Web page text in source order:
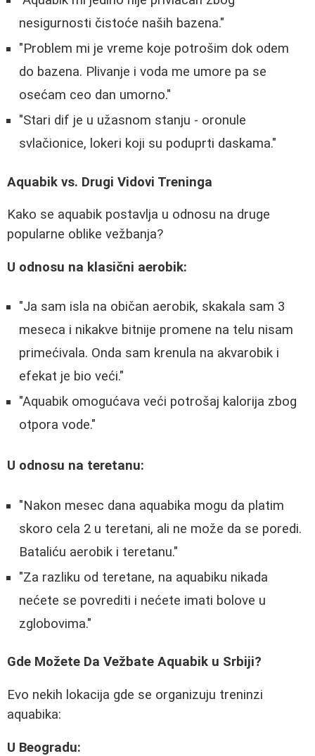
nesigurnosti čistoće naših bazena."
"Problem mi je vreme koje potrošim dok odem
do bazena. Plivanje i voda me umore pa se
osećam ceo dan umorno."
"Stari dif je u užasnom stanju - oronule
svlačionice, lokeri koji su poduprti daskama."
Aquabik vs. Drugi Vidovi Treninga
Kako se aquabik postavlja u odnosu na druge
popularne oblike vežbanja?
U odnosu na klasični aerobik:
"Ja sam isla na običan aerobik, skakala sam 3
meseca i nikakve bitnije promene na telu nisam
primećivala. Onda sam krenula na akvarobik i
efekat je bio veći."
"Aquabik omogućava veći potrošaj kalorija zbog
otpora vode."
U odnosu na teretanu:
"Nakon mesec dana aquabika mogu da platim
skoro cela 2 u teretani, ali ne može da se poredi.
Bataliću aerobik i teretanu."
"Za razliku od teretane, na aquabiku nikada
nećete se povrediti i nećete imati bolove u
zglobovima."
Gde Možete Da Vežbate Aquabik u Srbiji?
Evo nekih lokacija gde se organizuju treninzi
aquabika:
U Beogradu: